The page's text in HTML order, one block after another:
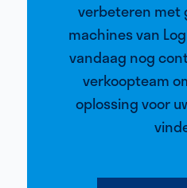
verbeteren met
machines van
vandaag nog
verkoopteam
oplossing voor